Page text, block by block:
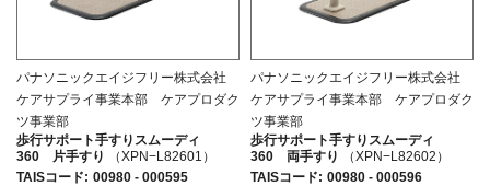
パナソニックエイジフリー株式会社
ケアサプライ事業本部 ケアプロダク
ツ事業部
歩行サポート手すりスムーディ
360 片手すり
（XPN−L82601）
TAISコード: 00980 - 000595
パナソニックエイジフリー株式会社
ケアサプライ事業本部 ケアプロダク
ツ事業部
歩行サポート手すりスムーディ
360 両手すり
（XPN−L82602）
TAISコード: 00980 - 000596